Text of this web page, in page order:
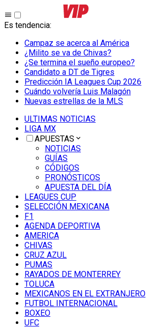
Es tendencia:
Campaz se acerca al América
¿Milito se va de Chivas?
¿Se termina el sueño europeo?
Candidato a DT de Tigres
Predicción IA Leagues Cup 2026
Cuándo volvería Luis Malagón
Nuevas estrellas de la MLS
ULTIMAS NOTICIAS
LIGA MX
APUESTAS
NOTICIAS
GUÍAS
CÓDIGOS
PRONÓSTICOS
APUESTA DEL DÍA
LEAGUES CUP
SELECCIÓN MEXICANA
F1
AGENDA DEPORTIVA
AMERICA
CHIVAS
CRUZ AZUL
PUMAS
RAYADOS DE MONTERREY
TOLUCA
MEXICANOS EN EL EXTRANJERO
FUTBOL INTERNACIONAL
BOXEO
UFC